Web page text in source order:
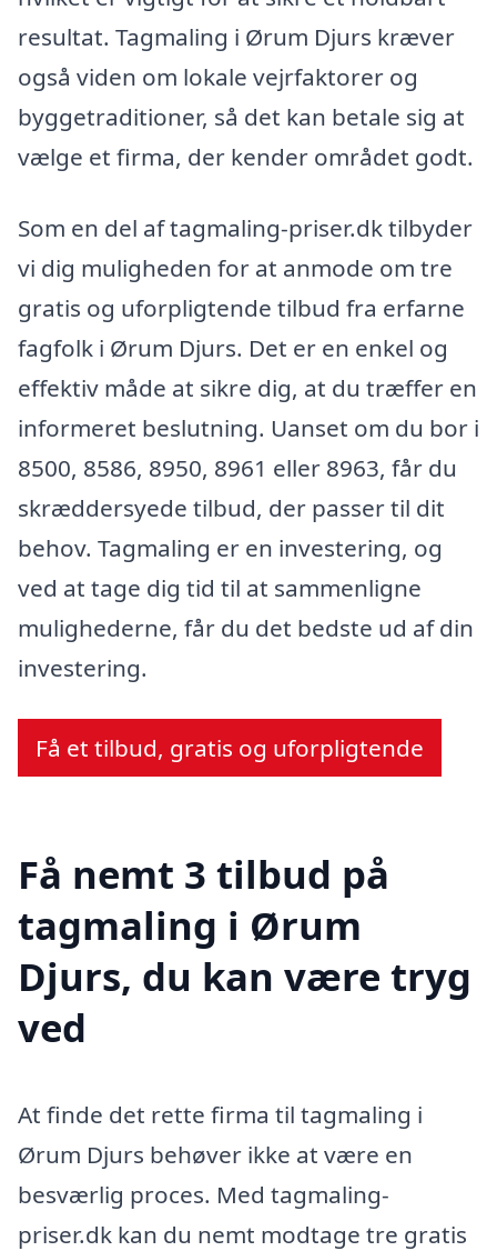
resultat. Tagmaling i Ørum Djurs kræver
også viden om lokale vejrfaktorer og
byggetraditioner, så det kan betale sig at
vælge et firma, der kender området godt.
Som en del af tagmaling-priser.dk tilbyder
vi dig muligheden for at anmode om tre
gratis og uforpligtende tilbud fra erfarne
fagfolk i Ørum Djurs. Det er en enkel og
effektiv måde at sikre dig, at du træffer en
informeret beslutning. Uanset om du bor i
8500, 8586, 8950, 8961 eller 8963, får du
skræddersyede tilbud, der passer til dit
behov. Tagmaling er en investering, og
ved at tage dig tid til at sammenligne
mulighederne, får du det bedste ud af din
investering.
Få et tilbud, gratis og uforpligtende
Få nemt 3 tilbud på
tagmaling i Ørum
Djurs, du kan være tryg
ved
At finde det rette firma til tagmaling i
Ørum Djurs behøver ikke at være en
besværlig proces. Med tagmaling-
priser.dk kan du nemt modtage tre gratis